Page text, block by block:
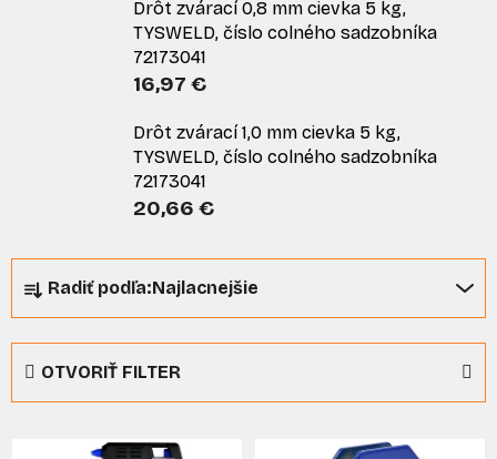
Drôt zvárací 0,8 mm cievka 5 kg,
TYSWELD, číslo colného sadzobníka
72173041
16,97 €
Drôt zvárací 1,0 mm cievka 5 kg,
TYSWELD, číslo colného sadzobníka
72173041
20,66 €
a
n
Radiť podľa:Najlacnejšie
OTVORIŤ FILTER